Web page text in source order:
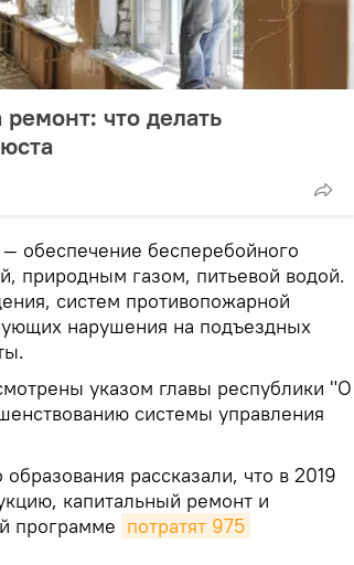
что делать
обеспечение бесперебойного
природным газом, питьевой водой.
систем противопожарной
нарушения на подъездных
указом главы республики "О
системы управления
рассказали, что в 2019
капитальный ремонт и
программе потратят 975